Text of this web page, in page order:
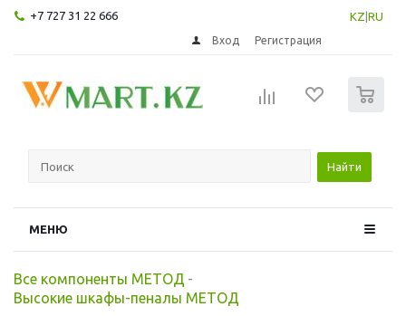
+7 727 31 22 666 KZ RU
Вход Регистрация
Найти
МЕНЮ
Все компоненты МЕТОД -
Высокие шкафы-пеналы МЕТОД